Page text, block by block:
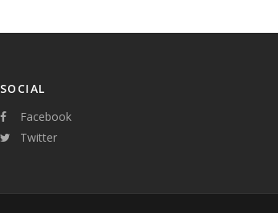
SOCIAL
Facebook
Twitter